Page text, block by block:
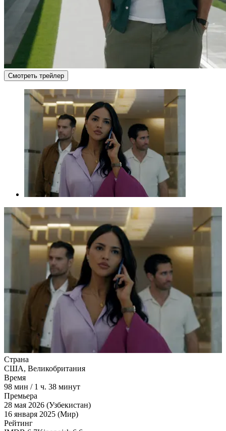
Смотреть трейлер
Страна
США, Великобритания
Время
98 мин / 1 ч. 38 минут
Премьера
28 мая 2026 (Узбекистан)
16 января 2025 (Мир)
Рейтинг